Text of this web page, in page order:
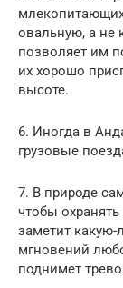
овальную, а не
позволяет им
их хорошо
высоте.
6. Иногда в
грузовые
7. В природе
чтобы
заметит какую-
мгновений
поднимет